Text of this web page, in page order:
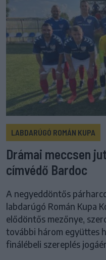
LABDARÚGÓ ROMÁN KUPA
Drámai meccsen
címvédő Bardoc
A negyeddöntős
labdarúgó Román Kupa
elődöntős mezőnye,
további három együttes
finálébeli szereplés